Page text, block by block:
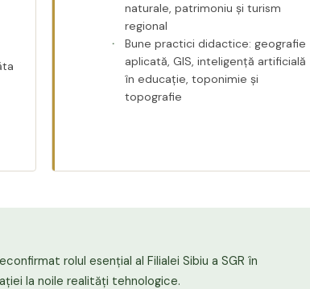
naturale, patrimoniu și turism
regional
Bune practici didactice: geografie
aplicată, GIS, inteligență artificială
în educație, toponimie și
topografie
rolul esențial al Filialei Sibiu a SGR în
la noile realități tehnologice.